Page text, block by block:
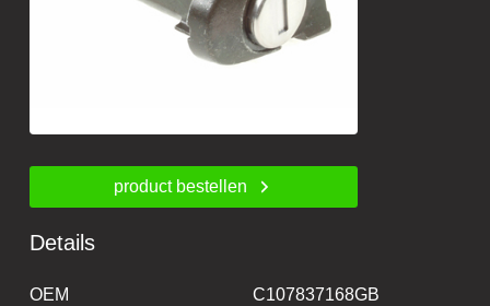
product bestellen
Details
OEM
C107837168GB